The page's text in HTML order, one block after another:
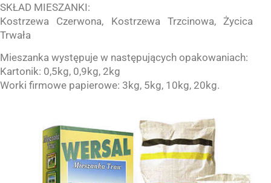
SKŁAD MIESZANKI:
Kostrzewa Czerwona, Kostrzewa Trzcinowa, Życica
Trwała
Mieszanka występuje w następujących opakowaniach:
Kartonik: 0,5kg, 0,9kg, 2kg
Worki firmowe papierowe: 3kg, 5kg, 10kg, 20kg.